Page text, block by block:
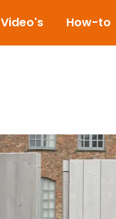
Video's How-to